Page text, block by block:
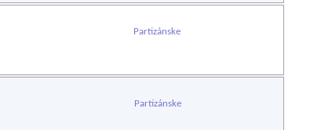
Partizánske
Partizánske